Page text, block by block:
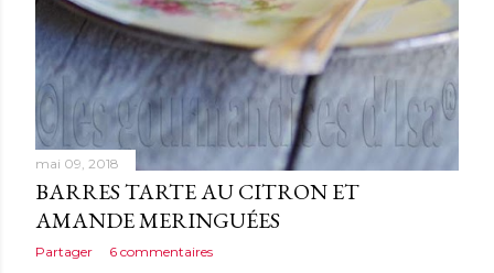
mai 09, 2018
BARRES TARTE AU CITRON ET
AMANDE MERINGUÉES
Partager 6 commentaires